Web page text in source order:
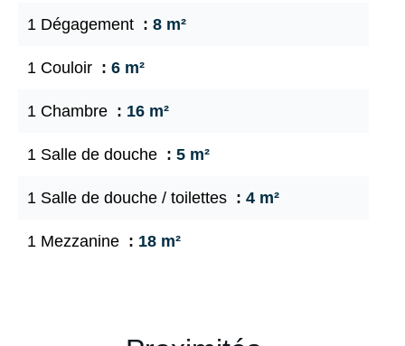
1 Dégagement 8 m²
1 Couloir 6 m²
1 Chambre 16 m²
1 Salle de douche 5 m²
1 Salle de douche / toilettes 4 m²
1 Mezzanine 18 m²